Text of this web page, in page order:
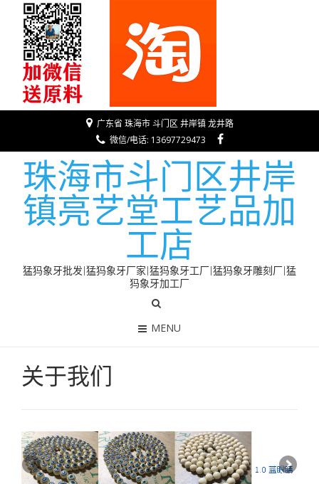
广东省 珠海市 斗门区 井岸镇 龙井路
微信/电话: 13697729473
珠海市斗门区井岸
镇亮艺堂工艺品加
工店
猛犸象牙批发|猛犸象牙厂家|猛犸象牙工厂|猛犸象牙雕刻厂|猛
犸象牙加工厂
MENU
关于我们